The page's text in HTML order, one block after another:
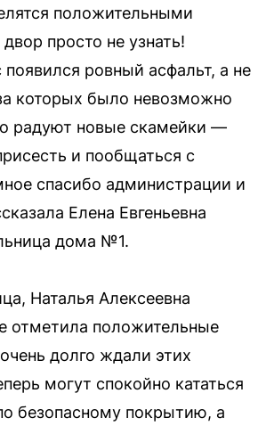
положительными
просто не узнать!
появился ровный асфальт, а не
которых было невозможно
радуют новые скамейки —
и пообщаться с
спасибо администрации и
Елена Евгеньевна
дома №1.
Наталья Алексеевна
отметила положительные
долго ждали этих
могут спокойно кататься
безопасному покрытию, а